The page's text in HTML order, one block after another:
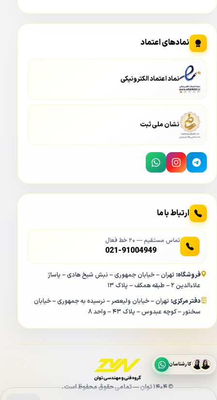
نمادهای اعتماد
نماد اعتماد الکترونیکی
نشان ملی ثبت
ارتباط با ما
تماس مستقیم — ۲۰ خط فعال
021-91004949
فروشگاه: تهران – خیابان جمهوری – نبش شیخ هادی – پاساژ
علاءالدین ۲ – طبقه همکف – پلاک ۱۳
دفتر مرکزی: تهران – خیابان ولیعصر – نرسیده به جمهوری – خیابان
سخنور – کوچه عبدوس – پلاک ۴۳ – واحد ۸
© ۱۴۰۴ توان — تمامی حقوق محفوظ است.
کارشناسان